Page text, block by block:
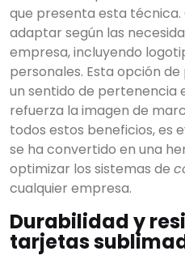
que presenta esta
adaptar según las
empresa, incluyendo
personales. Esta opción
un sentido de pertenencia
refuerza la imagen de
todos estos beneficios, es
se ha convertido en una
optimizar los sistemas de
cualquier empresa.
Durabilidad y
tarjetas